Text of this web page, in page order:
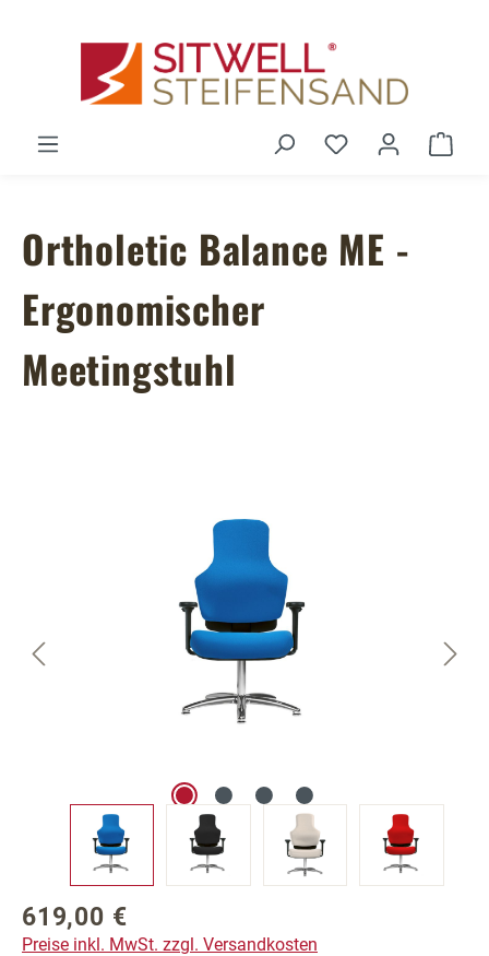
Du hast 0
Ortholetic Balance ME -
Ergonomischer
Meetingstuhl
Bildergalerie überspringen
Regulärer Preis:
619,00 €
Preise inkl. MwSt. zzgl. Versandkosten